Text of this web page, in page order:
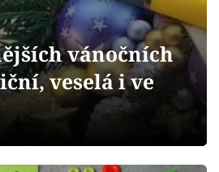
vánočních
veselá i ve